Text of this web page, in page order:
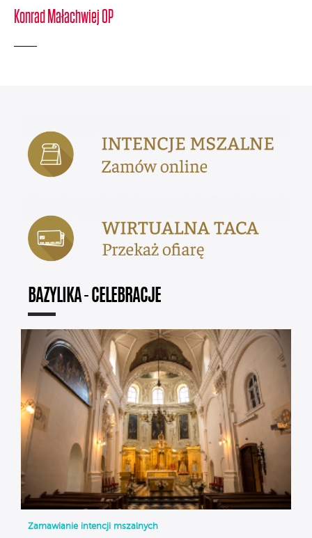
Konrad Małachwiej OP
BAZYLIKA - CELEBRACJE
Zamawianie intencji mszalnych